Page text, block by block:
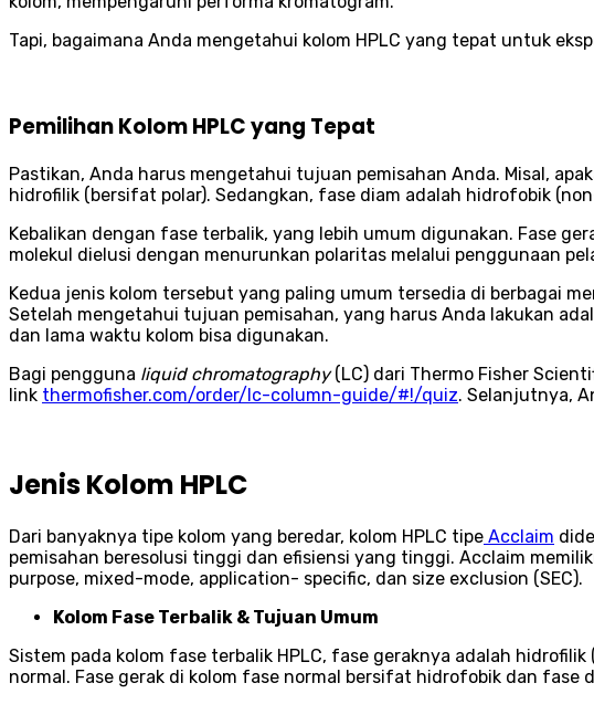
Tapi, bagaimana Anda mengetahui kolom HPLC yang tepat untuk
Pemilihan Kolom HPLC yang Tepat
Pastikan, Anda harus mengetahui tujuan pemisahan Anda. Misal,
hidrofilik (bersifat polar). Sedangkan, fase diam adalah hidrofobik
Kebalikan dengan fase terbalik, yang lebih umum digunakan. Fase
molekul dielusi dengan menurunkan polaritas melalui penggunaan
Kedua jenis kolom tersebut yang paling umum tersedia di berbagai
Setelah mengetahui tujuan pemisahan, yang harus Anda lakukan
dan lama waktu kolom bisa digunakan.
Bagi pengguna liquid chromatography(LC) dari Thermo Fisher
link thermofisher.com/order/lc-column-guide/#!/quiz. Selanjutnya,
Jenis Kolom HPLC
Dari banyaknya tipe kolom yang beredar, kolom HPLC tipe Acclaim
pemisahan beresolusi tinggi dan efisiensi yang tinggi. Acclaim
purpose, mixed-mode, application- specific, dan size exclusion (SEC).
Kolom Fase Terbalik & Tujuan Umum
Sistem pada kolom fase terbalik HPLC, fase geraknya adalah
normal. Fase gerak di kolom fase normal bersifat hidrofobik dan fase